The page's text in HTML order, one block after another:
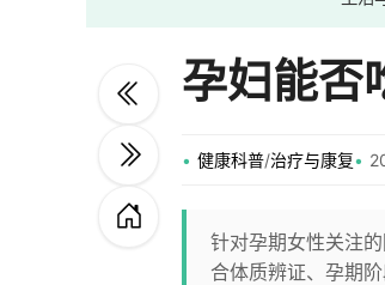
孕妇能否
健康科普/治疗与康复
针对孕期女性关注
合体质辨证、孕期